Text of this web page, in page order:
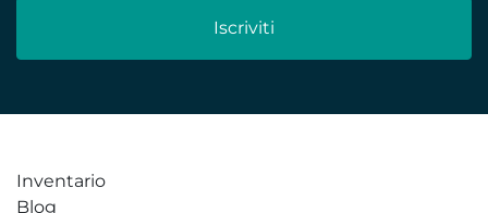
Iscriviti
Inventario
Blog